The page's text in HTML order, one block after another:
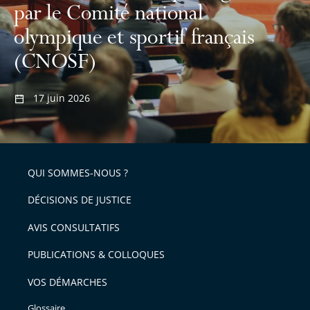
par le Comité national
olympique et sportif français
(CNOSF)
17 juin 2026
QUI SOMMES-NOUS ?
DÉCISIONS DE JUSTICE
AVIS CONSULTATIFS
PUBLICATIONS & COLLOQUES
VOS DÉMARCHES